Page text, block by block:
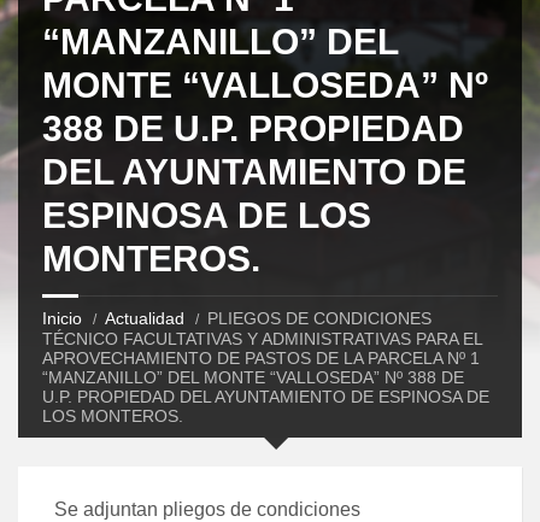
“MANZANILLO” DEL
MONTE “VALLOSEDA” Nº
388 DE U.P. PROPIEDAD
DEL AYUNTAMIENTO DE
ESPINOSA DE LOS
MONTEROS.
Inicio Actualidad
PLIEGOS DE CONDICIONES
TÉCNICO FACULTATIVAS Y ADMINISTRATIVAS PARA EL
APROVECHAMIENTO DE PASTOS DE LA PARCELA Nº 1
“MANZANILLO” DEL MONTE “VALLOSEDA” Nº 388 DE
U.P. PROPIEDAD DEL AYUNTAMIENTO DE ESPINOSA DE
LOS MONTEROS.
Se adjuntan pliegos de condiciones